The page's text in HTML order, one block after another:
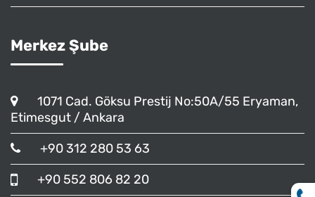
Merkez Şube
1071 Cad. Göksu Prestij No:50A/55 Eryaman,
Etimesgut / Ankara
+90 312 280 53 63
+90 552 806 82 20